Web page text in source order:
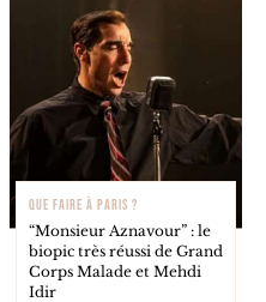
QUE FAIRE À PARIS ?
“Monsieur Aznavour” : le
biopic très réussi de Grand
Corps Malade et Mehdi
Idir